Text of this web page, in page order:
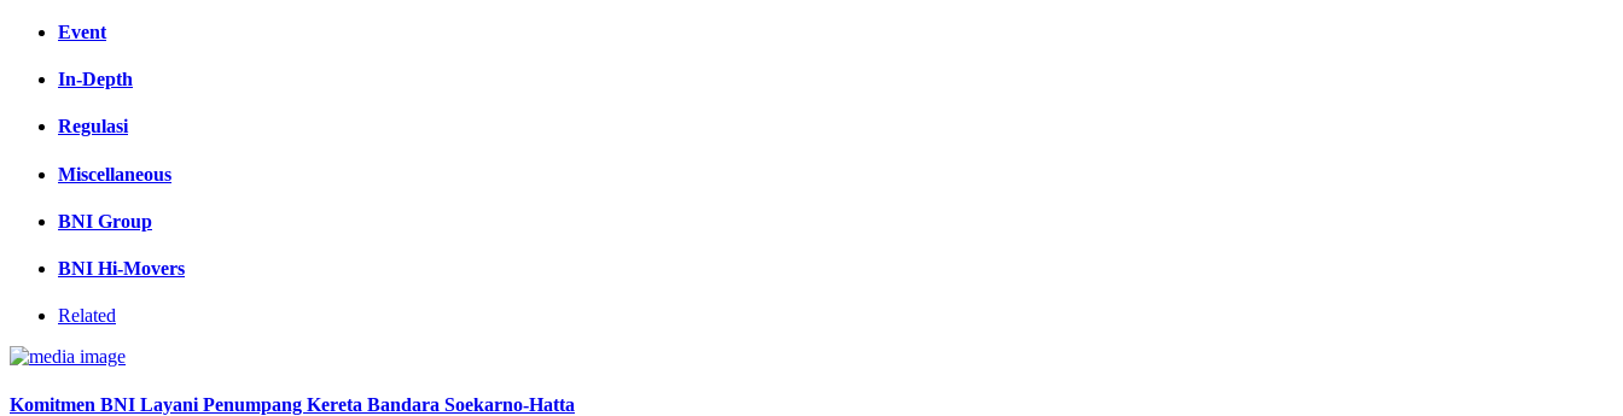
Event
In-Depth
Regulasi
Miscellaneous
BNI Group
BNI Hi-Movers
Related
Komitmen BNI Layani Penumpang Kereta Bandara Soekarno-Hatta